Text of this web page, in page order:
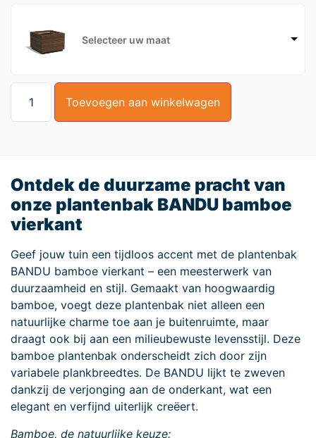
Selecteer uw maat
Toevoegen aan winkelwagen
Ontdek de duurzame pracht van
onze plantenbak BANDU bamboe
vierkant
Geef jouw tuin een tijdloos accent met de plantenbak
BANDU bamboe vierkant – een meesterwerk van
duurzaamheid en stijl. Gemaakt van hoogwaardig
bamboe, voegt deze plantenbak niet alleen een
natuurlijke charme toe aan je buitenruimte, maar
draagt ook bij aan een milieubewuste levensstijl. Deze
bamboe plantenbak onderscheidt zich door zijn
variabele plankbreedtes. De BANDU lijkt te zweven
dankzij de verjonging aan de onderkant, wat een
elegant en verfijnd uiterlijk creëert.
Bamboe, de natuurlijke keuze: